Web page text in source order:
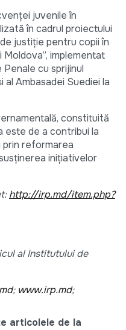
juvenile în
în cadrul proiectului
justiţie pentru copii în
implementat
cu sprijinul
al Ambasadei Suediei la
constituită
este de a contribui la
reformarea
iniţiativelor
http://irp.md/item.php?
al Institutului de
; www.irp.md;
articolele de la